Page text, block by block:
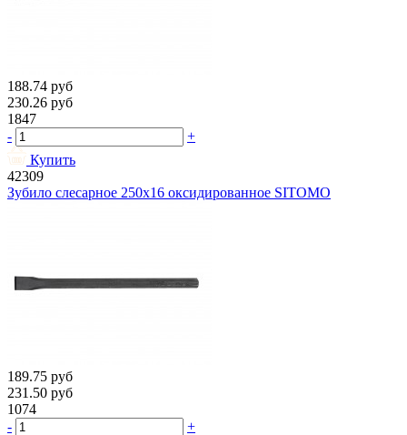
188.74 руб
230.26 руб
1847
-
+
Купить
42309
Зубило слесарное 250х16 оксидированное SITOMO
189.75 руб
231.50 руб
1074
-
+